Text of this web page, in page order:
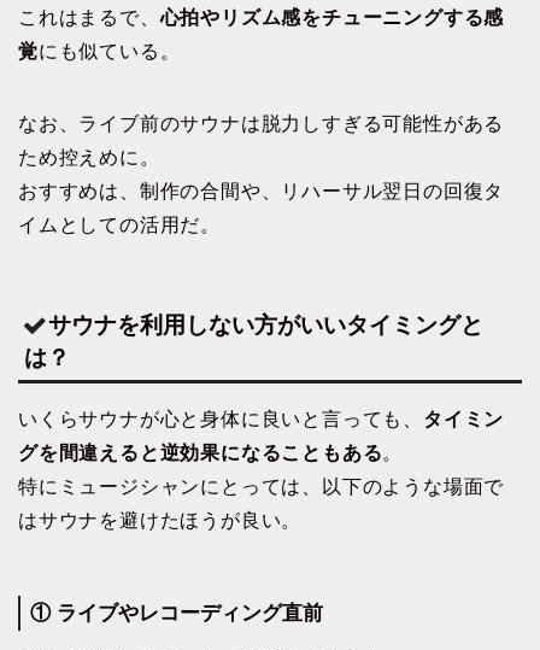
これはまるで、心拍やリズム感をチューニングする感
覚にも似ている。
なお、ライブ前のサウナは脱力しすぎる可能性がある
ため控えめに。
おすすめは、制作の合間や、リハーサル翌日の回復タ
イムとしての活用だ。
サウナを利用しない方がいいタイミングと
は？
いくらサウナが心と身体に良いと言っても、 タイミン
グを間違えると逆効果になることもある。
特にミュージシャンにとっては、以下のような場面で
はサウナを避けたほうが良い。
① ライブやレコーディング直前